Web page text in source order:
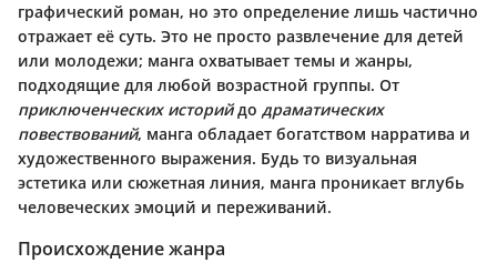
графический роман, но это определение лишь частично
отражает её суть. Это не просто развлечение для детей
или молодежи; манга охватывает темы и жанры,
подходящие для любой возрастной группы. От
приключенческих историйдо драматических
повествований, манга обладает богатством нарратива и
художественного выражения. Будь то визуальная
эстетика или сюжетная линия, манга проникает вглубь
человеческих эмоций и переживаний.
Происхождение жанра